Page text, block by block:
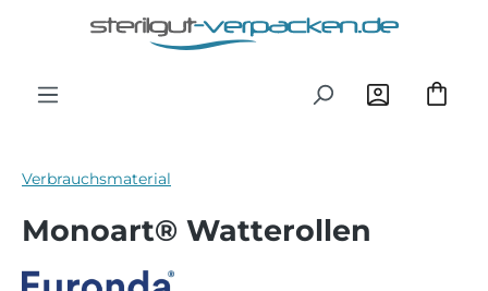
Zum Hauptinhalt springen
Verbrauchsmaterial
Monoart® Watterollen